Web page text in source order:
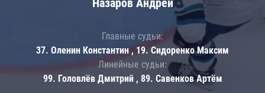
Назаров Андрей
Главные судьи:
37. Оленин Константин , 19. Сидоренко Максим
Линейные судьи:
99. Головлёв Дмитрий , 89. Савенков Артём